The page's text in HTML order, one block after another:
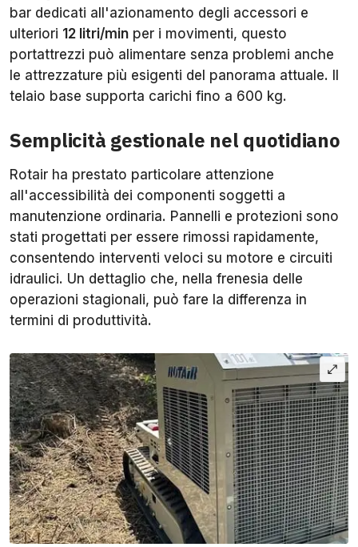
bar dedicati all'azionamento degli accessori e
ulteriori 12 litri/min per i movimenti, questo
portattrezzi può alimentare senza problemi anche
le attrezzature più esigenti del panorama attuale. Il
telaio base supporta carichi fino a 600 kg.
Semplicità gestionale nel quotidiano
Rotair ha prestato particolare attenzione
all'accessibilità dei componenti soggetti a
manutenzione ordinaria. Pannelli e protezioni sono
stati progettati per essere rimossi rapidamente,
consentendo interventi veloci su motore e circuiti
idraulici. Un dettaglio che, nella frenesia delle
operazioni stagionali, può fare la differenza in
termini di produttività.